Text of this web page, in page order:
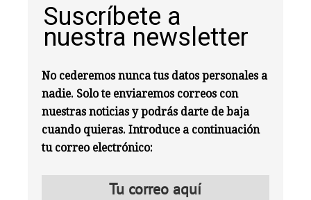
Suscríbete a
nuestra newsletter
No cederemos nunca tus datos personales a
nadie. Solo te enviaremos correos con
nuestras noticias y podrás darte de baja
cuando quieras. Introduce a continuación
tu correo electrónico: